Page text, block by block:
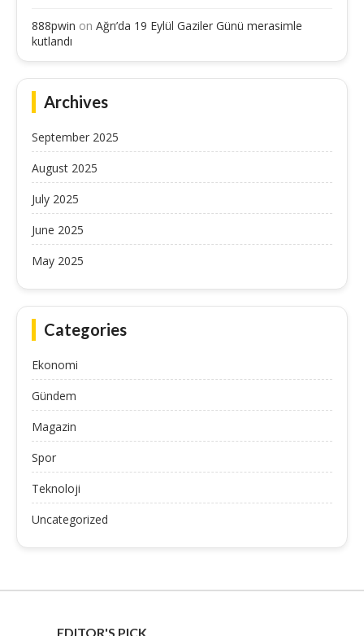
888pwin on Ağrı’da 19 Eylül Gaziler Günü merasimle
kutlandı
Archives
September 2025
August 2025
July 2025
June 2025
May 2025
Categories
Ekonomi
Gündem
Magazin
Spor
Teknoloji
Uncategorized
EDITOR'S PICK